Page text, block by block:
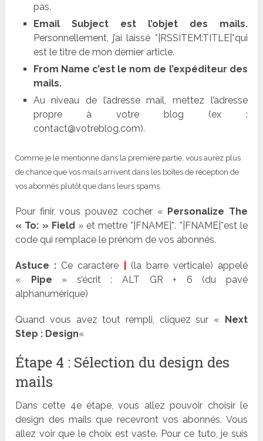
pas.
Email Subject est l’objet des mails.
Personnellement, j’ai laissé *|RSSITEM:TITLE|*qui
est le titre de mon dernier article.
From Name c’est le nom de l’expéditeur des
mails.
Au niveau de l’adresse mail, mettez l’adresse
propre à votre blog (ex :
contact@votreblog.com).
Comme je le mentionne dans la première partie, vous aurez plus
de chance que vos mails arrivent dans les boîtes de réception de
vos abonnés plutôt que dans leurs spams.
Pour finir, vous pouvez cocher « Personalize The
« To: » Field » et mettre *|FNAME|*. *|FNAME|*est le
code qui remplace le prénom de vos abonnés.
Astuce : Ce caractère
(la barre verticale) appelé
« Pipe » s’écrit : ALT GR + 6 (du pavé
alphanumérique)
Quand vous avez tout rempli, cliquez sur « Next
Step : Design«
Étape 4 : Sélection du design des
mails
Dans cette 4e étape, vous allez pouvoir choisir le
design des mails que recevront vos abonnés. Vous
allez voir que le choix est vaste. Pour ce tuto, je suis